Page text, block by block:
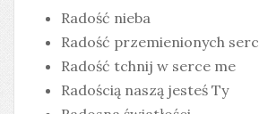
Radość nieba
Radość przemienionych serc
Radość tchnij w serce me
Radością naszą jesteś Ty